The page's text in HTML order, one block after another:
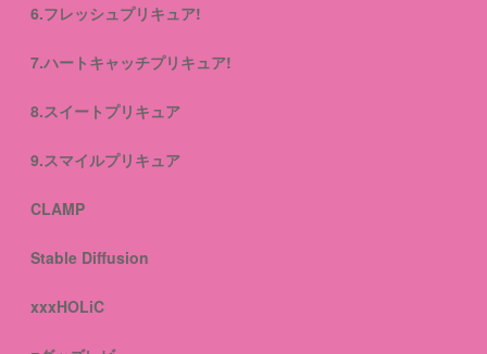
6.フレッシュプリキュア!
7.ハートキャッチプリキュア!
8.スイートプリキュア
9.スマイルプリキュア
CLAMP
Stable Diffusion
xxxHOLiC